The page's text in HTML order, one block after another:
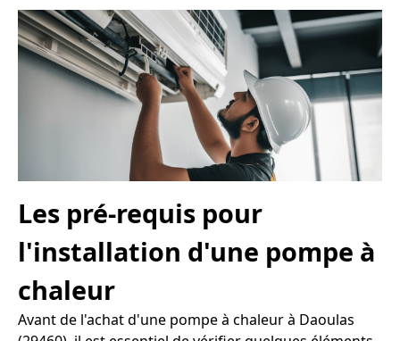
Les pré-requis pour
l'installation d'une pompe à
chaleur
Avant de l'achat d'une pompe à chaleur à Daoulas